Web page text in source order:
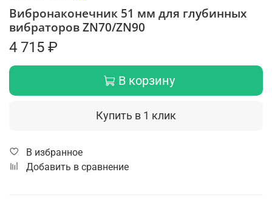
Вибронаконечник 51 мм для глубинных
вибраторов ZN70/ZN90
4 715 ₽
В корзину
Купить в 1 клик
В избранное
Добавить в сравнение